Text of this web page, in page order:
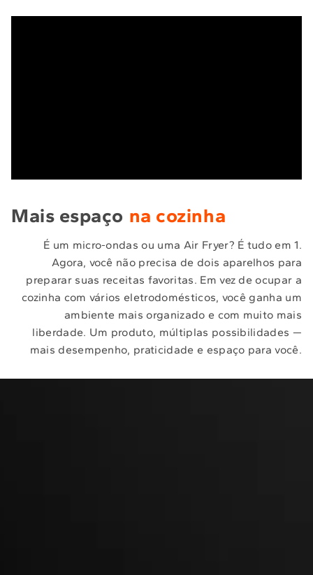
Mais espaço na cozinha
É um micro-ondas ou uma Air Fryer? É tudo em 1.
Agora, você não precisa de dois aparelhos para
preparar suas receitas favoritas. Em vez de ocupar a
cozinha com vários eletrodomésticos, você ganha um
ambiente mais organizado e com muito mais
liberdade. Um produto, múltiplas possibilidades —
mais desempenho, praticidade e espaço para você.